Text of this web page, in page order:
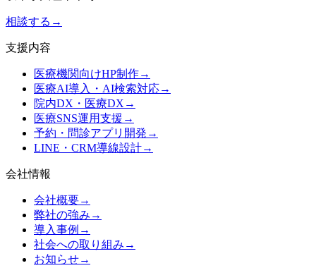
相談する →
支援内容
医療機関向けHP制作→
医療AI導入・AI検索対応→
院内DX・医療DX →
医療SNS運用支援 →
予約・問診アプリ開発 →
LINE・CRM導線設計→
会社情報
会社概要→
弊社の強み →
導入事例 →
社会への取り組み →
お知らせ→